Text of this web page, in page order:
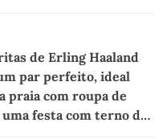
de Erling Haaland
par perfeito, ideal
praia com roupa de
festa com terno de